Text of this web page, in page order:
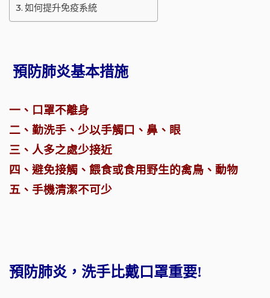
如何提升免疫系統
預防肺炎基本措施
一、口罩不離身
二、勤洗手、少以手觸口、鼻、眼
三、人多之處少接近
四、避免接觸、餵食或食用野生的禽鳥、動物
五、手機清潔不可少
預防肺炎，洗手比戴口罩重要!